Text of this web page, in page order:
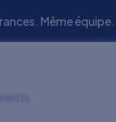
Même